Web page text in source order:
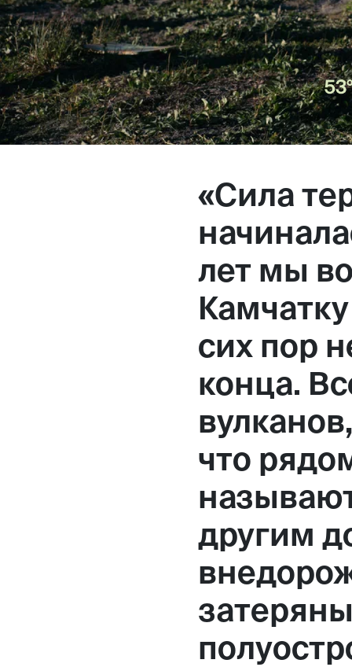
ГалереяОтзывыFAQ
+7 925 836 16 98
info@powerofterritory.ru
Большая
вход 10, 3 этаж, КП «Дизайн
«Сила
лет мы
сих пор
конца.
что
другим